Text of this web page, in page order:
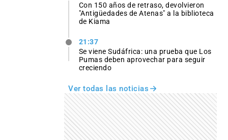
Con 150 años de retraso, devolvieron
"Antigüedades de Atenas" a la biblioteca
de Kiama
21:37
Se viene Sudáfrica: una prueba que Los
Pumas deben aprovechar para seguir
creciendo
Ver todas las noticias